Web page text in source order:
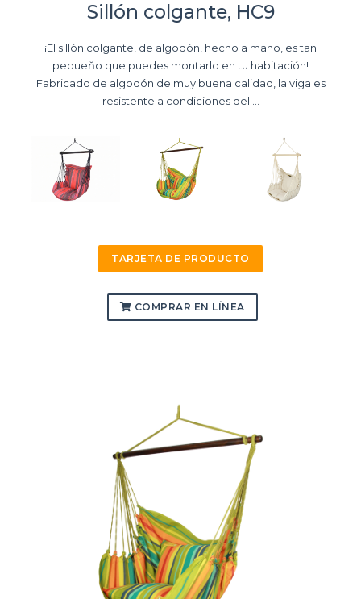
Sillón colgante, HC9
¡El sillón colgante, de algodón, hecho a mano, es tan
pequeňo que puedes montarlo en tu habitación!
Fabricado de algodón de muy buena calidad, la viga es
resistente a condiciones del ...
TARJETA DE PRODUCTO
COMPRAR EN LÍNEA